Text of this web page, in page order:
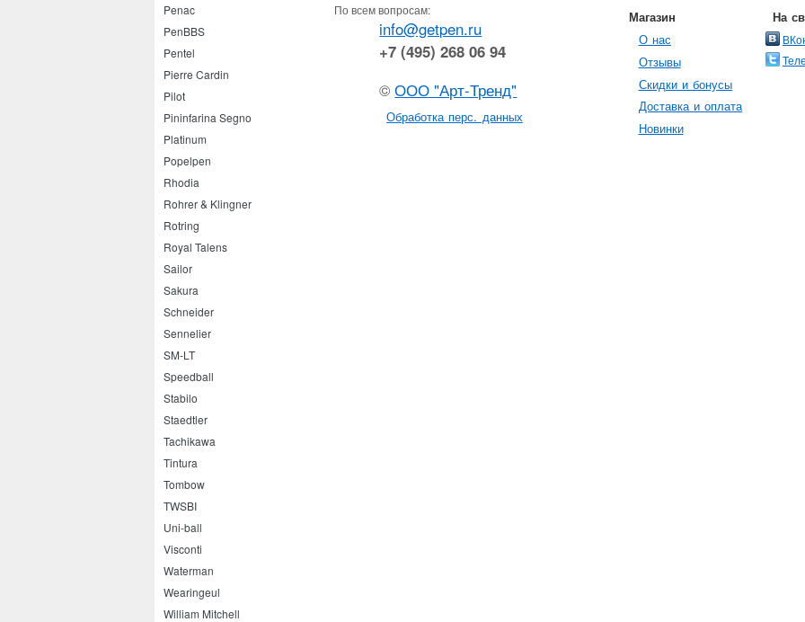
Penac
PenBBS
Pentel
Pierre Cardin
Pilot
Pininfarina Segno
Platinum
Popelpen
Rhodia
Rohrer & Klingner
Rotring
Royal Talens
Sailor
Sakura
Schneider
Sennelier
SM-LT
Speedball
Stabilo
Staedtler
Tachikawa
Tintura
Tombow
TWSBI
Uni-ball
Visconti
Waterman
Wearingeul
William Mitchell
По всем вопросам:
info@getpen.ru
+7 (495) 268 06 94
©ООО "Арт-Тренд"
Обработка перс. данных
Магазин
О нас
Отзывы
Скидки и бонусы
Доставка и оплата
Новинки
На